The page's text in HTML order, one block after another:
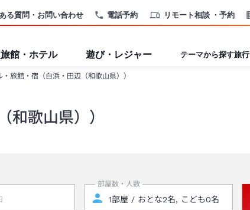
電話予約 リモート相談 ・予約
る質問・お問い合わせ
館・ホテル 遊び・レジャー テーマから探す旅行
旅館・宿（白浜・田辺（和歌山県））
和歌山県））
部屋数・人数